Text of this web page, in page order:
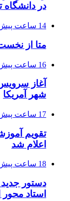
در دانشگاه
14 ساعت پیش
متا از
16 ساعت پیش
آغاز
شهر آمریکا
17 ساعت پیش
تقویم
اعلام شد
18 ساعت پیش
دستور
استاد محور